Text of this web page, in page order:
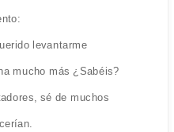
levantarme
mucho más ¿Sabéis?
sé de muchos